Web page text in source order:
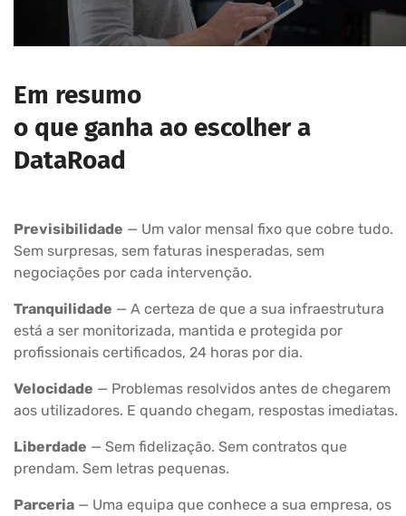
Em resumo
o que ganha ao escolher a
DataRoad
Previsibilidade — Um valor mensal fixo que cobre tudo.
Sem surpresas, sem faturas inesperadas, sem
negociações por cada intervenção.
Tranquilidade — A certeza de que a sua infraestrutura
está a ser monitorizada, mantida e protegida por
profissionais certificados, 24 horas por dia.
Velocidade — Problemas resolvidos antes de chegarem
aos utilizadores. E quando chegam, respostas imediatas.
Liberdade — Sem fidelização. Sem contratos que
prendam. Sem letras pequenas.
Parceria — Uma equipa que conhece a sua empresa, os